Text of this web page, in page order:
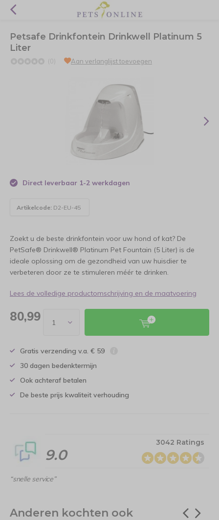
Petsafe Drinkfontein Drinkwell Platinum 5
Liter
(0) Aan verlanglijst toevoegen
Direct leverbaar 1-2 werkdagen
Artikelcode: D2-EU-45
Zoekt u de beste drinkfontein voor uw hond of kat? De
PetSafe® Drinkwell® Platinum Pet Fountain (5 Liter) is de
ideale oplossing om de gezondheid van uw huisdier te
verbeteren door ze te stimuleren méér te drinken.
Lees de volledige productomschrijving en de maatvoering
80,99
Gratis verzending v.a. € 59
30 dagen bedenktermijn
Ook achteraf betalen
De beste prijs kwaliteit verhouding
9.0
3042 Ratings
“snelle service”
Anderen kochten ook